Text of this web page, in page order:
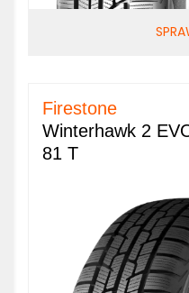
Firestone
Winterhawk 2
81 T